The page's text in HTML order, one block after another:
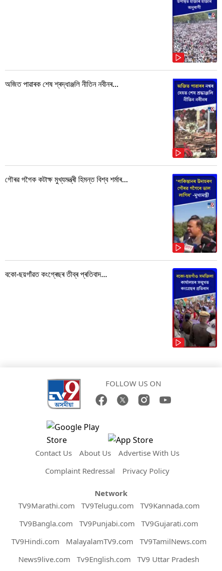
অজিত পাৱাৰক শেষ শ্ৰদ্ধাঞ্জলি নীতিন নবীনৰ...
গৌৰৱ গগৈক কটাক্ষ মুখ্যমন্ত্ৰী হিমন্ত বিশ্ব শৰ্মাৰ...
বকো-ছয়গাঁৱত কংগ্ৰেছৰ তীব্ৰ প্ৰতিবাদ...
FOLLOW US ON
Contact Us About Us
Advertise With Us
Complaint Redressal
Privacy Policy
Network
TV9Marathi.com
TV9Telugu.com
TV9Kannada.com
TV9Bangla.com
TV9Punjabi.com
TV9Gujarati.com
TV9Hindi.com
MalayalamTV9.com
TV9TamilNews.com
News9live.com
Tv9English.com TV9 Uttar Pradesh